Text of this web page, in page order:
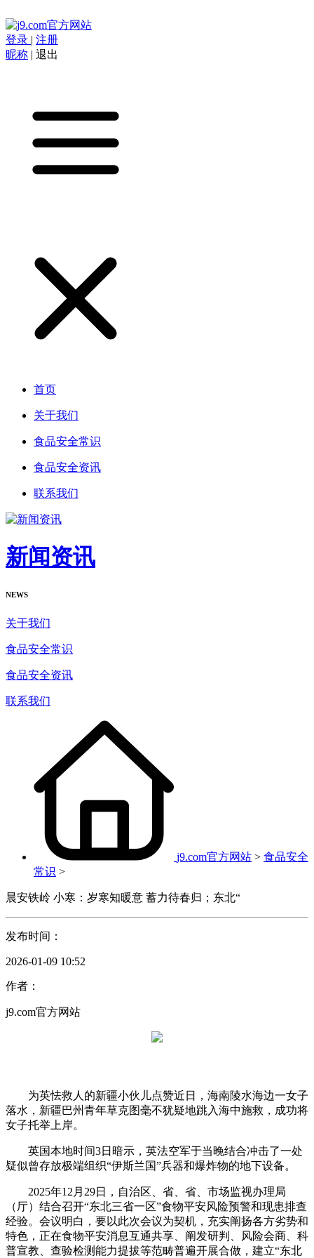
登录 | 注册
昵称 | 退出
首页
关于我们
食品安全常识
食品安全资讯
联系我们
新闻资讯
NEWS
关于我们
食品安全常识
食品安全资讯
联系我们
j9.com官方网站 > 食品安全
常识 >
晨安铁岭 小寒：岁寒知暖意 蓄力待春归；东北“
发布时间：
2026-01-09 10:52
作者：
j9.com官方网站
为英怯救人的新疆小伙儿点赞近日，海南陵水海边一女子
落水，新疆巴州青年草克图毫不犹疑地跳入海中施救，成功将
女子托举上岸。
英国本地时间3日暗示，英法空军于当晚结合冲击了一处
疑似曾存放极端组织“伊斯兰国”兵器和爆炸物的地下设备。
2025年12月29日，自治区、省、省、市场监视办理局
（厅）结合召开“东北三省一区”食物平安风险预警和现患排查
经验。会议明白，要以此次会议为契机，充实阐扬各方劣势和
特色，正在食物平安消息互通共享、阐发研判、风险会商、科
普宣教、查验检测能力提拔等范畴普遍开展合做，建立“东北